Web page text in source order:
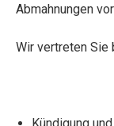
Abmahnungen
Wir vertreten Sie
Kündigung